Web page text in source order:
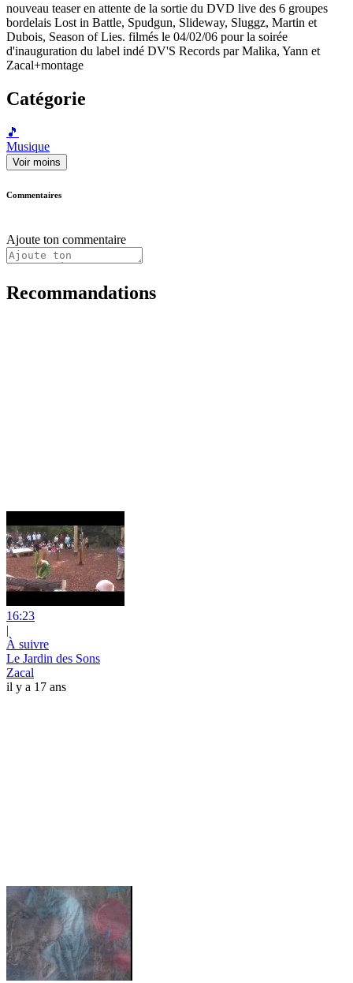
nouveau teaser en attente de la sortie du DVD live des 6 groupes
bordelais Lost in Battle, Spudgun, Slideway, Sluggz, Martin et
Dubois, Season of Lies. filmés le 04/02/06 pour la soirée
d'inauguration du label indé DV'S Records par Malika, Yann et
Zacal+montage
Catégorie
🎵
Musique
Voir moins
Commentaires
Ajoute ton commentaire
Recommandations
16:23
|
À suivre
Le Jardin des Sons
Zacal
il y a 17 ans